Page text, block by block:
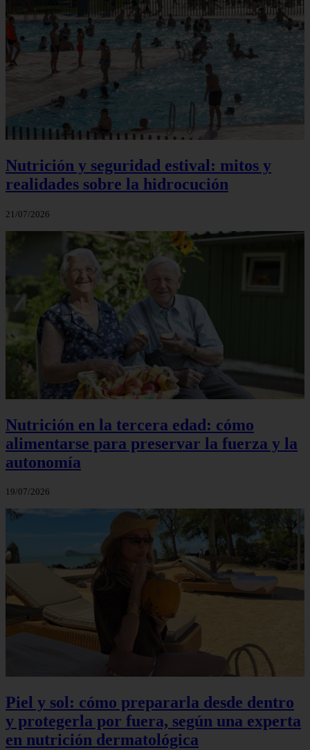
Nutrición y seguridad estival: mitos y
realidades sobre la hidrocución
21/07/2026
Nutrición en la tercera edad: cómo
alimentarse para preservar la fuerza y la
autonomía
19/07/2026
Piel y sol: cómo prepararla desde dentro
y protegerla por fuera, según una experta
en nutrición dermatológica